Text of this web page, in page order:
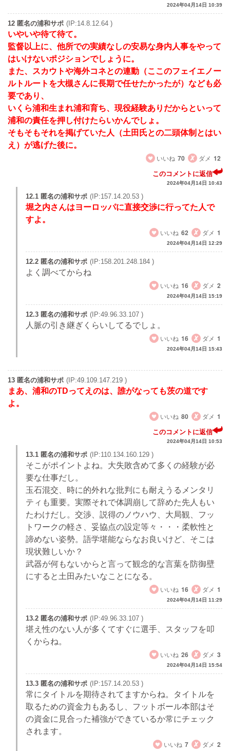
2024年04月14日 10:39
12 匿名の浦和サポ (IP:14.8.12.64 )
いやいや待て待て。
監督以上に、他所での実績なしの安易な身内人事をやって
はいけないポジションでしょうに。
また、スカウトや海外コネとの連動（ここのフェイエノー
ルトルートを大槻さんに長期で任せたかったが）なども必
要であり、
いくら浦和生まれ浦和育ち、現役経験ありだからといって
浦和の責任を押し付けたらいかんでしょ。
そもそもそれを掲げていた人（土田氏との二頭体制とはい
え）が逃げた後に。
いいね 70 ダメ 12
このコメントに返信
2024年04月14日 10:43
12.1 匿名の浦和サポ (IP:157.14.20.53 )
堀之内さんはヨーロッパに直接交渉に行ってた人で
すよ。
いいね 62 ダメ 1
2024年04月14日 12:29
12.2 匿名の浦和サポ (IP:158.201.248.184 )
よく調べてからね
いいね 16 ダメ 2
2024年04月14日 15:19
12.3 匿名の浦和サポ (IP:49.96.33.107 )
人脈の引き継ぎくらいしてるでしょ。
いいね 16 ダメ 1
2024年04月14日 15:43
13 匿名の浦和サポ (IP:49.109.147.219 )
まあ、浦和のTDってえのは、誰がなっても茨の道です
よ。
いいね 80 ダメ 1
このコメントに返信
2024年04月14日 10:53
13.1 匿名の浦和サポ (IP:110.134.160.129 )
そこがポイントよね。大失敗含めて多くの経験が必
要な仕事だし。
玉石混交、時に的外れな批判にも耐えうるメンタリ
ティも重要。実際それで体調崩して辞めた先人もい
たわけだし。交渉、説得のノウハウ、大局観、フッ
トワークの軽さ、妥協点の設定等々・・・柔軟性と
諦めない姿勢。語学堪能ならなお良いけど、そこは
現状難しいか？
武器が何もないからと言って観念的な言葉を防御壁
にすると土田みたいなことになる。
いいね 16 ダメ 1
2024年04月14日 11:29
13.2 匿名の浦和サポ (IP:49.96.33.107 )
堪え性のない人が多くてすぐに選手、スタッフを叩
くからね。
いいね 26 ダメ 3
2024年04月14日 15:54
13.3 匿名の浦和サポ (IP:157.14.20.53 )
常にタイトルを期待されてますからね。タイトルを
取るための資金力もあるし、フットボール本部はそ
の資金に見合った補強ができているか常にチェック
されます。
いいね 7 ダメ 2